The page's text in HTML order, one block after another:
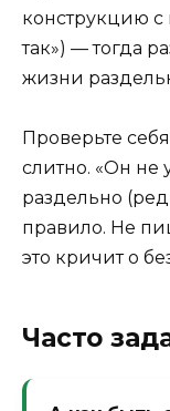
конструкцию с
так») — тогда
жизни
Проверьте
слитно. «Он не
раздельно
правило. Не
это кричит о
Часто